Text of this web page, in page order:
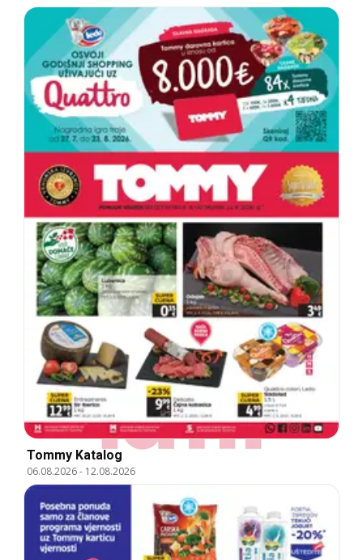
Tommy Katalog
06.08.2026- 12.08.2026